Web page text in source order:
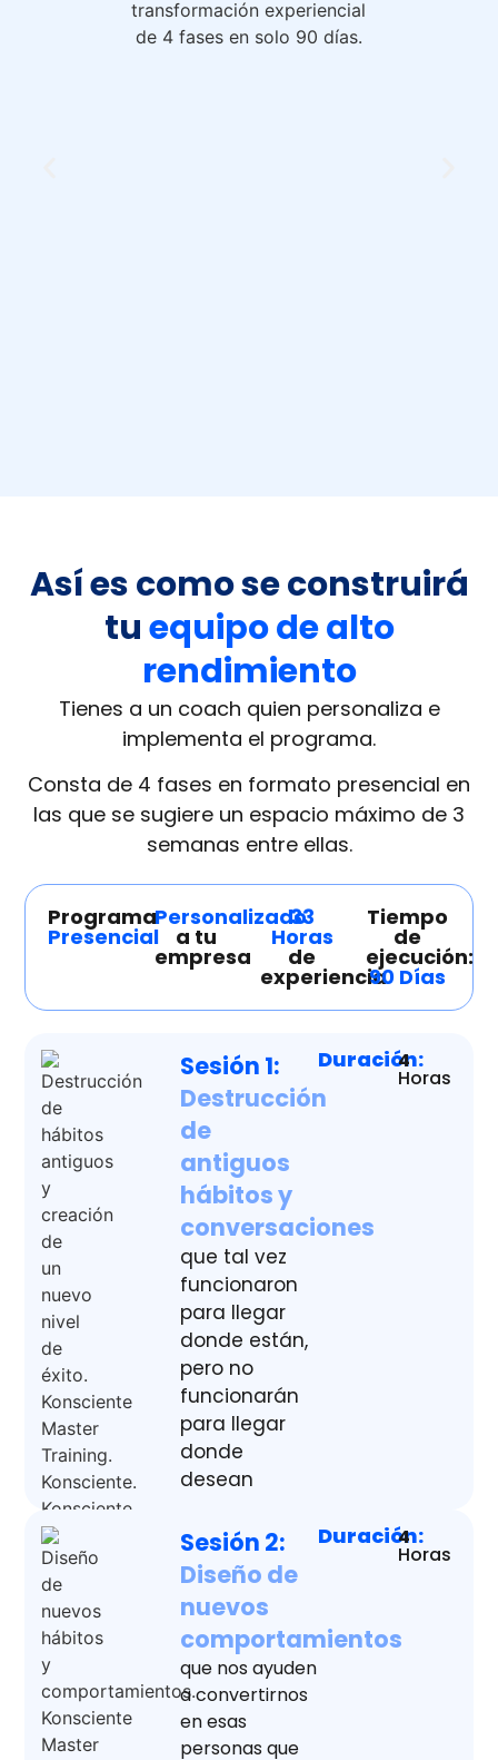
Así es como se construirá
tuequipo de alto
rendimiento
Tienes a un coach quien personaliza e
implementa el programa.
Consta de 4 fases en formato presencial en
las que se sugiere un espacio máximo de 3
semanas entre ellas.
Programa
Presencial
Personalizado
a tu
empresa
33
Horas
de
experiencia
Tiempo
de
ejecución:
90 Días
Sesión 1:
Destrucción
de
antiguos
hábitos y
conversaciones
que tal vez
funcionaron
para llegar
donde están,
pero no
funcionarán
para llegar
donde
desean
Duración:
4
Horas
Sesión 2:
Diseño de
nuevos
comportamientos
que nos ayuden
a convertirnos
en esas
personas que
Duración:
4
Horas